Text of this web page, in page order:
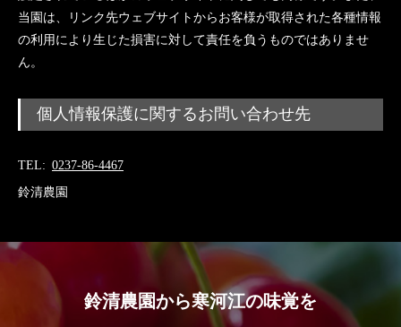
当園は、リンク先ウェブサイトからお客様が取得された各種情報
の利用により生じた損害に対して責任を負うものではありませ
ん。
個人情報保護に関するお問い合わせ先
TEL
0237-86-4467
鈴清農園
鈴清農園から寒河江の味覚を